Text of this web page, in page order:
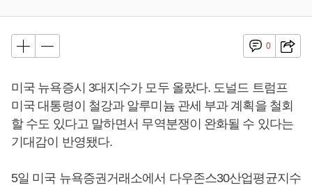
0
미국 뉴욕증시 3대지수가 모두 올랐다. 도널드 트럼프
미국 대통령이 철강과 알루미늄 관세 부과 계획을 철회
할 수도 있다고 말하면서 무역분쟁이 완화될 수 있다는
기대감이 반영됐다.
5일 미국 뉴욕증권거래소에서 다우존스30산업평균지수